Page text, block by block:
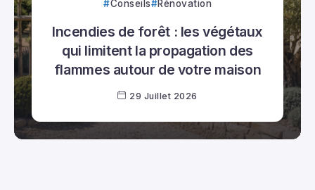
Conseils Rénovation
Incendies de forêt : les végétaux
qui limitent la propagation des
flammes autour de votre maison
29 Juillet 2026